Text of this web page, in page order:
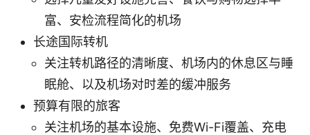
富、安检流程简化的机场
长途国际转机
关注转机路径的清晰度、机场内的休息区与睡
眠舱、以及机场对时差的缓冲服务
预算有限的旅客
关注机场的基本设施、免费Wi-Fi覆盖、充电